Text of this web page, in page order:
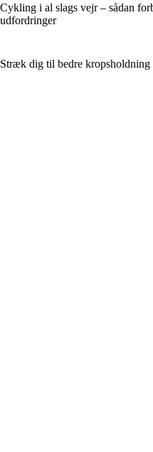
Cykling i al slags vejr – sådan
udfordringer
Stræk dig til bedre